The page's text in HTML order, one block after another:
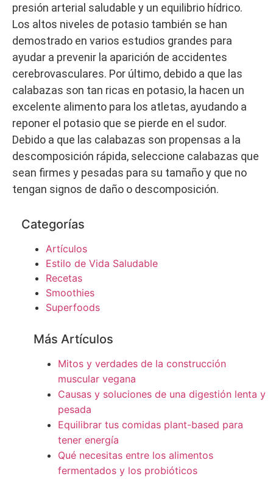
presión arterial saludable y un equilibrio hídrico.
Los altos niveles de potasio también se han
demostrado en varios estudios grandes para
ayudar a prevenir la aparición de accidentes
cerebrovasculares. Por último, debido a que las
calabazas son tan ricas en potasio, la hacen un
excelente alimento para los atletas, ayudando a
reponer el potasio que se pierde en el sudor.
Debido a que las calabazas son propensas a la
descomposición rápida, seleccione calabazas que
sean firmes y pesadas para su tamaño y que no
tengan signos de daño o descomposición.
Categorías
Artículos
Estilo de Vida Saludable
Recetas
Smoothies
Superfoods
Más Artículos
Mitos y verdades de la construcción
muscular vegana
Causas y soluciones de una digestión lenta y
pesada
Equilibrar tus comidas plant-based para
tener energía
Qué necesitas entre los alimentos
fermentados y los probióticos